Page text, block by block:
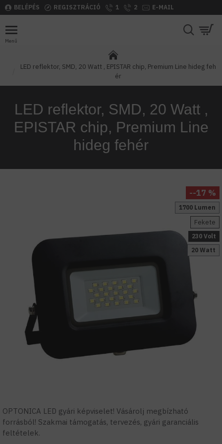
BELÉPÉS REGISZTRÁCIÓ 1 2 E-MAIL
LED reflektor, SMD, 20 Watt , EPISTAR chip, Premium Line hideg feh
ér
LED reflektor, SMD, 20 Watt ,
EPISTAR chip, Premium Line
hideg fehér
1700 Lumen
20 Watt
Fekete
230 Volt
--17 %
OPTONICA LED gyári képviselet! Vásárolj megbízható
forrásból! Szakmai támogatás, tervezés, gyári garanciális
feltételek.